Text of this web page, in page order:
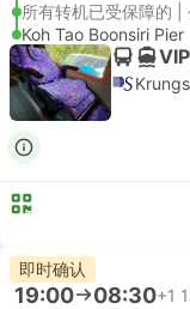
所有转机已受保障的 |
Koh Tao Boonsiri Pier
即时确认
19:00 08:30+1